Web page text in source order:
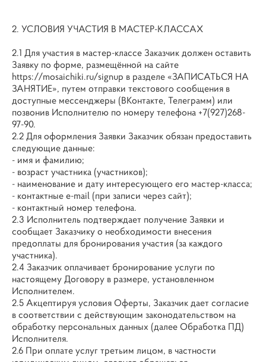
2. УСЛОВИЯ УЧАСТИЯ В МАСТЕР-КЛАССАХ
2.1 Для участия в мастер-классе Заказчик должен оставить
Заявку по форме, размещённой на сайте
https://mosaichiki.ru/signup в разделе «ЗАПИСАТЬСЯ НА
ЗАНЯТИЕ», путем отправки текстового сообщения в
доступные мессенджеры (ВКонтакте, Телеграмм) или
позвонив Исполнителю по номеру телефона +7(927)268-
97-90.
2.2 Для оформления Заявки Заказчик обязан предоставить
следующие данные:
- имя и фамилию;
- возраст участника (участников);
- наименование и дату интересующего его мастер-класса;
- контактные e-mail (при записи через сайт);
- контактный номер телефона.
2.3 Исполнитель подтверждает получение Заявки и
сообщает Заказчику о необходимости внесения
предоплаты для бронирования участия (за каждого
участника).
2.4 Заказчик оплачивает бронирование услуги по
настоящему Договору в размере, установленном
Исполнителем.
2.5 Акцептируя условия Оферты, Заказчик дает согласие
в соответствии с действующим законодательством на
обработку персональных данных (далее Обработка ПД)
Исполнителя.
2.6 При оплате услуг третьим лицом, в частности